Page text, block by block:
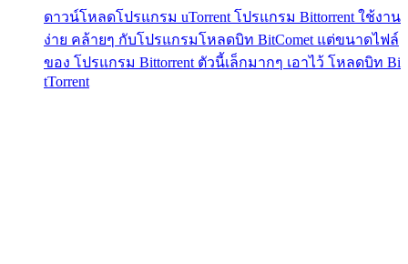
ดาวน์โหลดโปรแกรม uTorrent โปรแกรม Bittorrent ใช้งาน
ง่าย คล้ายๆ กับโปรแกรมโหลดบิท BitComet แต่ขนาดไฟล์
ของ โปรแกรม Bittorrent ตัวนี้เล็กมากๆ เอาไว้ โหลดบิท Bi
tTorrent